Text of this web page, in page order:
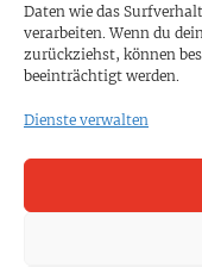
Daten wie das
verarbeiten. Wenn du
zurückziehst, können
beeinträchtigt werden.
Dienste verwalten
SPENDEN
Datenschutz
KONTAKT
Cookie-Richtlinie